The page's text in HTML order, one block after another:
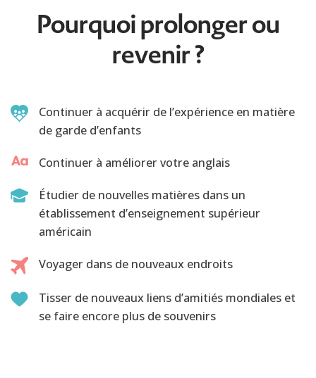
Pourquoi prolonger ou
revenir ?
Continuer à acquérir de l’expérience en matière
de garde d’enfants
Continuer à améliorer votre anglais
Étudier de nouvelles matières dans un
établissement d’enseignement supérieur
américain
Voyager dans de nouveaux endroits
Tisser de nouveaux liens d’amitiés mondiales et
se faire encore plus de souvenirs